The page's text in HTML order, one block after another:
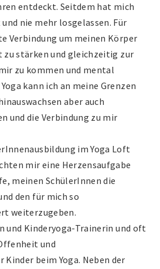
entdeckt. Seitdem hat mich
nie mehr losgelassen. Für
Verbindung um meinen Körper
zu stärken und gleichzeitig zur
zu kommen und mental
kann ich an meine Grenzen
aber auch
und die Verbindung zu mir
im Yoga Loft
mir eine Herzensaufgabe
meinen SchülerInnen die
den für mich so
weiterzugeben.
und Kinderyoga-Trainerin und oft
und
Kinder beim Yoga. Neben der